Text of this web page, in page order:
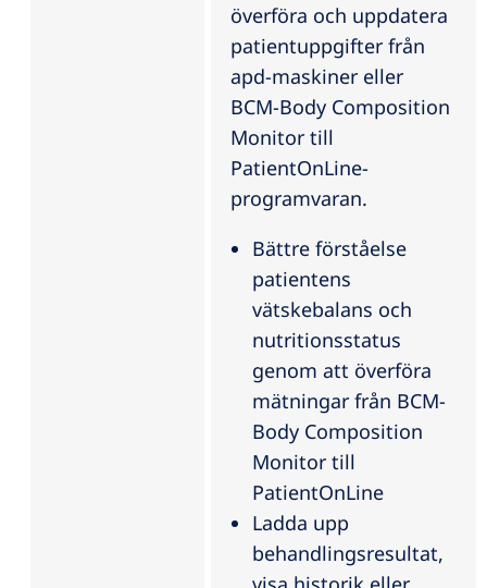
överföra och uppdatera
patientuppgifter från
apd-maskiner eller
BCM-Body Composition
Monitor till
PatientOnLine-
programvaran.
Bättre förståelse
patientens
vätskebalans och
nutritionsstatus
genom att överföra
mätningar från BCM-
Body Composition
Monitor till
PatientOnLine
Ladda upp
behandlingsresultat,